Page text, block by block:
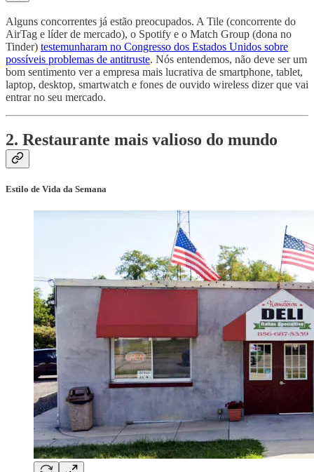
Alguns concorrentes já estão preocupados. A Tile (concorrente do
AirTag e líder de mercado), o Spotify e o Match Group (dona no
Tinder) testemunharam no Congresso dos Estados Unidos sobre
possíveis problemas de antitruste. Nós entendemos, não deve ser um
bom sentimento ver a empresa mais lucrativa de smartphone, tablet,
laptop, desktop, smartwatch e fones de ouvido wireless dizer que vai
entrar no seu mercado.
2. Restaurante mais valioso do mundo
Estilo de Vida da Semana